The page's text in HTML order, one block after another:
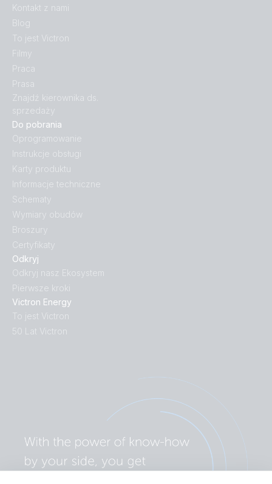
Odkryj
Odkryj nasz Ekosystem
Pierwsze kroki
Victron Energy
To jest Victron
50 Lat Victron
Do pobrania
Oprogramowanie
Instrukcje obsługi
Karty produktu
Informacje techniczne
Schematy
Wymiary obudów
Broszury
Certyfikaty
Kontakt z nami
Blog
To jest Victron
Filmy
Praca
Prasa
Znajdź kierownika ds.
sprzedaży